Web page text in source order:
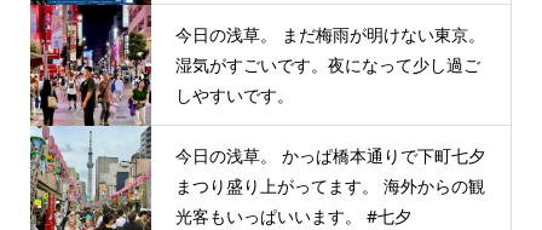
今日の浅草。 まだ梅雨が明けない東京。
湿気がすごいです。夜になって少し過ご
しやすいです。
今日の浅草。 かっぱ橋本通りで下町七夕
まつり盛り上がってます。 海外からの観
光客もいっぱいいます。 #七夕